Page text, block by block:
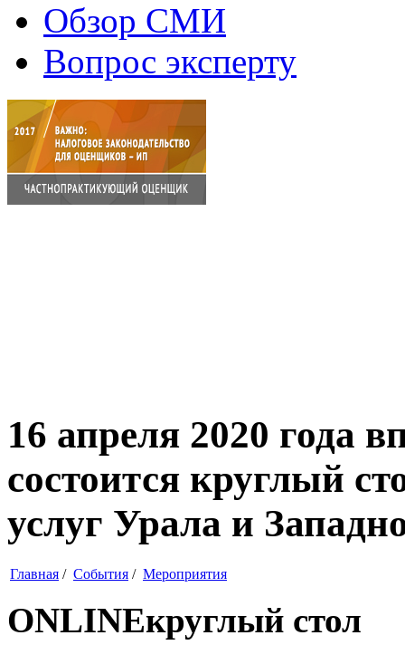
Обзор СМИ
Вопрос эксперту
16 апреля 2020 года
состоится круглый
услуг Урала и
Главная / События / Мероприятия
ONLINEкруглый стол